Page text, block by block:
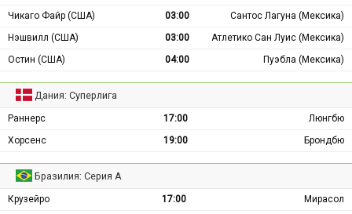
Чикаго Файр (США)
03:00
Сантос Лагуна (Мексика)
Нэшвилл (США)
03:00
Атлетико Сан Луис (Мексика)
Остин (США)
04:00 Пуэбла (Мексика)
Дания: Суперлига
Раннерс 17:00
Люнгбю
Хорсенс
19:00 Брондбю
Бразилия: Серия А
Крузейро 17:00
Мирасол